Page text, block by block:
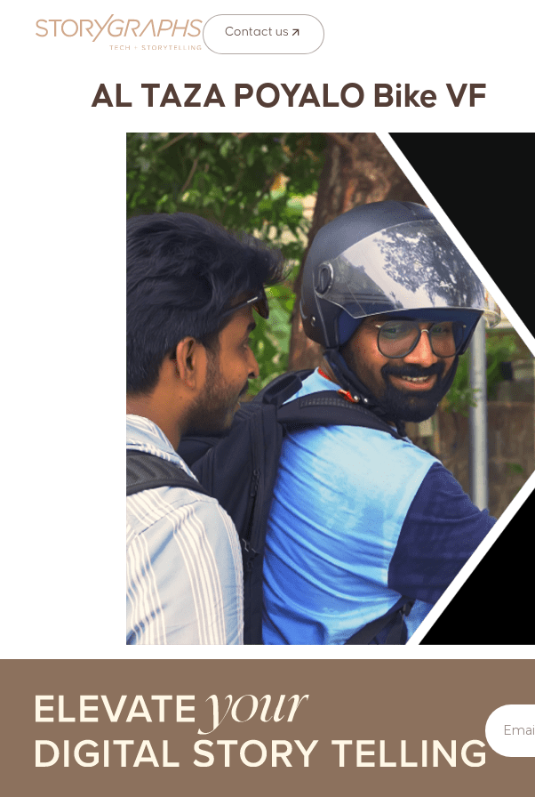
Contact us
AL TAZA POYALO Bike VF